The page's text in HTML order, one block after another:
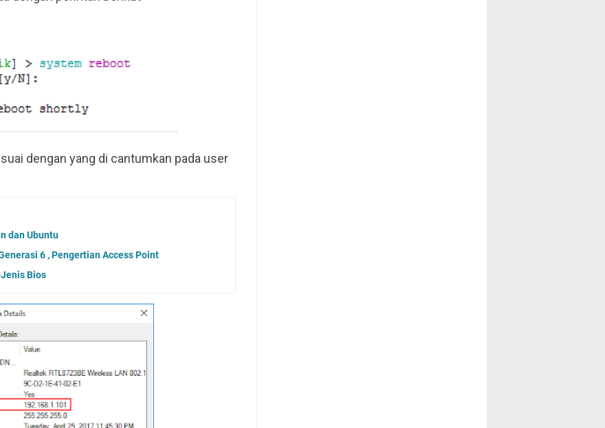
dengan yang di cantumkan pada user
dan Ubuntu
6 , Pengertian Access Point
Bios